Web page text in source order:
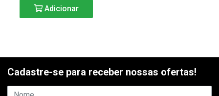
Adicionar
Cadastre-se para receber nossas ofertas!